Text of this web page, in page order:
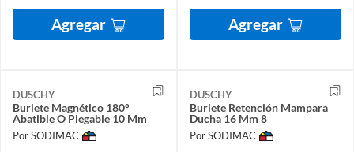
Agregar Agregar
DUSCHY
Burlete Magnético 180°
Abatible O Plegable 10 Mm
Por SODIMAC
DUSCHY
Burlete Retención Mampara
Ducha 16 Mm 8
Por SODIMAC